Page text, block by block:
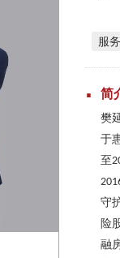
服
简
樊
于
至
守
险
融